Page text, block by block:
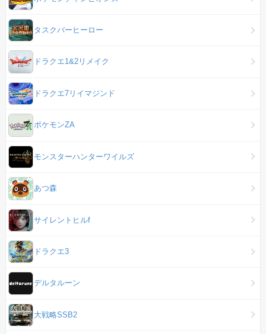
タスクバーヒーロー
ドラクエ1&2リメイク
ドラクエ7リイマジンド
ポケモンZA
モンスターハンターワイルズ
あつ森
サイレントヒルf
ドラクエ3
デルタルーン
大戦略SSB2